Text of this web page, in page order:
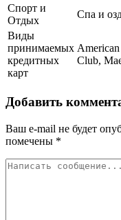
Спорт и
Отдых
Спа и
Виды
принимаемых
кредитных
карт
Club,
Добавить
Ваш e-mail не будет
помечены *